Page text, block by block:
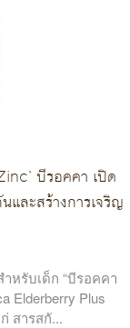
บีรอคคา เปิด
และสร้างการเจริญ
หรับเด็ก “บีรอคคา
Elderberry Plus
สารสกั...